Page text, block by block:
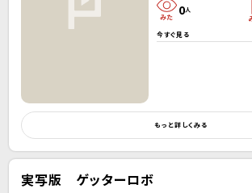
0人
今すぐ見る
もっと詳しくみる
実写版 ゲッターロボ